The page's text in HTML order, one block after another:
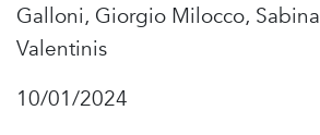
Galloni, Giorgio Milocco,
Valentinis
10/01/2024